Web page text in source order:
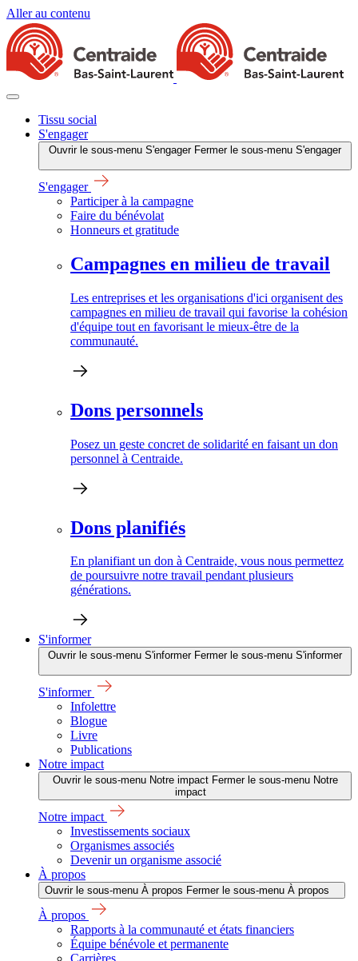
Aller au contenu
Tissu social
S'engager
Ouvrir le sous-menu S'engager Fermer le sous-menu S'engager
S'engager
Participer à la campagne
Faire du bénévolat
Honneurs et gratitude
Campagnes en milieu de travail
Les entreprises et les organisations d'ici organisent des
campagnes en milieu de travail qui favorise la cohésion
d'équipe tout en favorisant le mieux-être de la
communauté.
Dons personnels
Posez un geste concret de solidarité en faisant un don
personnel à Centraide.
Dons planifiés
En planifiant un don à Centraide, vous nous permettez
de poursuivre notre travail pendant plusieurs
générations.
S'informer
Ouvrir le sous-menu S'informer Fermer le sous-menu S'informer
S'informer
Infolettre
Blogue
Livre
Publications
Notre impact
Ouvrir le sous-menu Notre impact Fermer le sous-menu Notre
impact
Notre impact
Investissements sociaux
Organismes associés
Devenir un organisme associé
À propos
Ouvrir le sous-menu À propos Fermer le sous-menu À propos
À propos
Rapports à la communauté et états financiers
Équipe bénévole et permanente